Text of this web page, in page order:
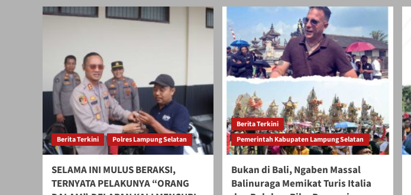
Berita Terkini Polres Lampung Selatan
SELAMA INI MULUS BERAKSI,
TERNYATA PELAKUNYA “ORANG
Berita Terkini
Pemerintah Kabupaten Lampung Selatan
Bukan di Bali, Ngaben Massal
Balinuraga Memikat Turis Italia